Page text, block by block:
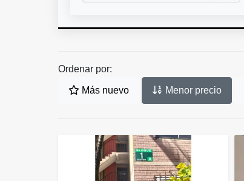
Ordenar por:
Más nuevo Menor precio